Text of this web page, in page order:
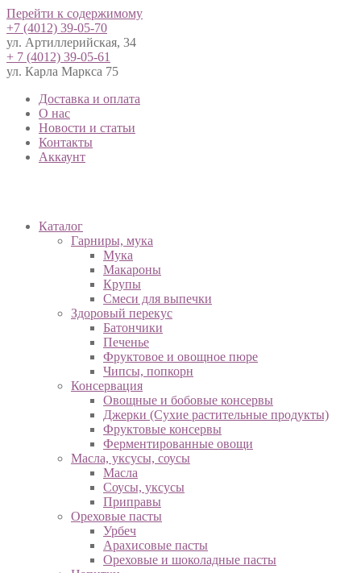
Перейти к содержимому
+7 (4012) 39-05-70
ул. Артиллерийская, 34
+ 7 (4012) 39-05-61
ул. Карла Маркса 75
Доставка и оплата
О нас
Новости и статьи
Контакты
Аккаунт
Каталог
Гарниры, мука
Мука
Макароны
Крупы
Смеси для выпечки
Здоровый перекус
Батончики
Печенье
Фруктовое и овощное пюре
Чипсы, попкорн
Консервация
Овощные и бобовые консервы
Джерки (Сухие растительные продукты)
Фруктовые консервы
Ферментированные овощи
Масла, уксусы, соусы
Масла
Соусы, уксусы
Приправы
Ореховые пасты
Урбеч
Арахисовые пасты
Ореховые и шоколадные пасты